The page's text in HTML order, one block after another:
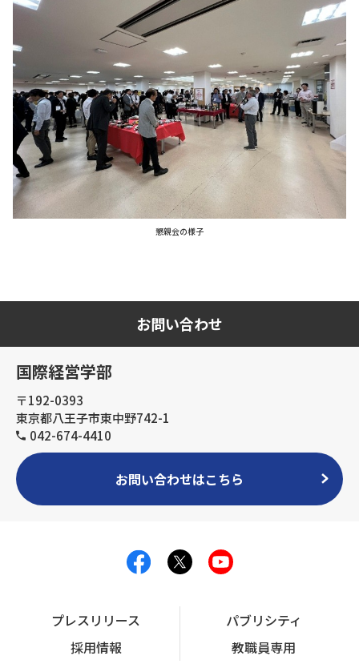
懇親会の様子
お問い合わせ
国際経営学部
〒192-0393
東京都八王子市東中野742-1
042-674-4410
お問い合わせはこちら
プレスリリース
パブリシティ
採用情報
教職員専用